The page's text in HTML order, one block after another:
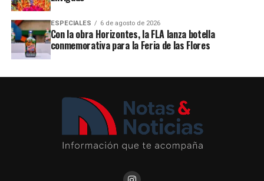
ESPECIALES 6 de agosto de 2026
Con la obra Horizontes, la FLA lanza botella
conmemorativa para la Feria de las Flores